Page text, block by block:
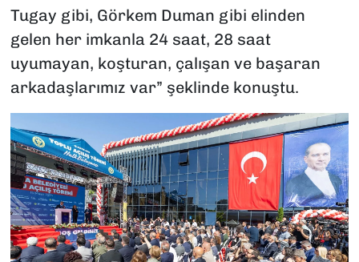
Tugay gibi, Görkem Duman gibi elinden
gelen her imkanla 24 saat, 28 saat
uyumayan, koşturan, çalışan ve başaran
arkadaşlarımız var” şeklinde konuştu.